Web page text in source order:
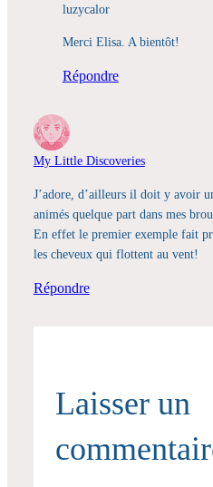
luzycalor
Merci Elisa. A bientôt!
Répondre
My Little Discoveries
J’adore, d’ailleurs il doit y avoir
animés quelque part dans mes
En effet le premier exemple fait
les cheveux qui flottent au vent!
Répondre
Laisser un